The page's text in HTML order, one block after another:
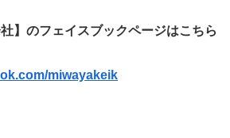
】のフェイスブックページはこちら
miwayakeik